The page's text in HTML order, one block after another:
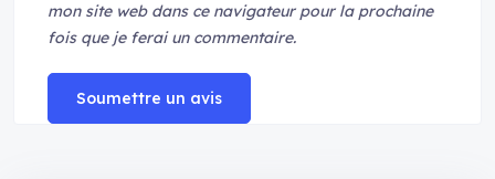
mon site web dans ce navigateur pour la prochaine
fois que je ferai un commentaire.
Soumettre un avis